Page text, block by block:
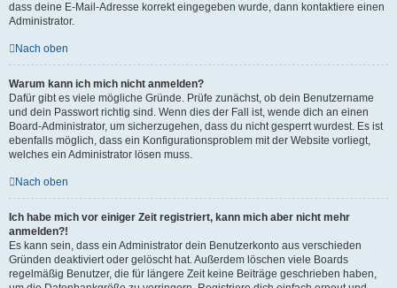
dass deine E-Mail-Adresse korrekt eingegeben wurde, dann kontaktiere einen
Administrator.
Nach oben
Warum kann ich mich nicht anmelden?
Dafür gibt es viele mögliche Gründe. Prüfe zunächst, ob dein Benutzername
und dein Passwort richtig sind. Wenn dies der Fall ist, wende dich an einen
Board-Administrator, um sicherzugehen, dass du nicht gesperrt wurdest. Es ist
ebenfalls möglich, dass ein Konfigurationsproblem mit der Website vorliegt,
welches ein Administrator lösen muss.
Nach oben
Ich habe mich vor einiger Zeit registriert, kann mich aber nicht mehr
anmelden?!
Es kann sein, dass ein Administrator dein Benutzerkonto aus verschieden
Gründen deaktiviert oder gelöscht hat. Außerdem löschen viele Boards
regelmäßig Benutzer, die für längere Zeit keine Beiträge geschrieben haben,